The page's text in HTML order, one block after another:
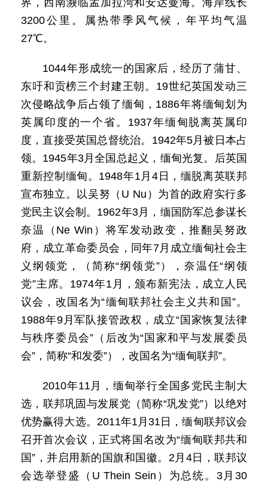
界，西南濒临孟加拉湾和安达曼海。海岸线长
3200公里。属热带季风气候，年平均气温
27℃。
1044年形成统一的国家后，经历了蒲甘、
东吁和贡榜三个封建王朝。19世纪英国发动三
次侵略战争后占领了缅甸，1886年将缅甸划为
英属印度的一个省。1937年缅甸脱离英属印
度，直接受英国总督统治。1942年5月被日本占
领。1945年3月全国总起义，缅甸光复。后英国
重新控制缅甸。1948年1月4日，缅脱离英联邦
宣布独立。以吴努（U Nu）为首的政府实行多
党民主议会制。1962年3月，缅国防军总参谋长
奈温（Ne Win）将军发动政变，推翻吴努政
府，成立革命委员会，同年7月成立缅甸社会主
义纲领党，（简称“纲领党”），奈温任“纲领
党”主席。1974年1月，颁布新宪法，成立人民
议会，改国名为“缅甸联邦社会主义共和国”。
1988年9月军队接管政权，成立“国家恢复法律
与秩序委员会”（后改为“国家和平与发展委员
会”，简称“和发委”），改国名为“缅甸联邦”。
2010年11月，缅甸举行全国多党民主制大
选，联邦巩固与发展党（简称“巩发党”）以绝对
优势赢得大选。2011年1月31日，缅甸联邦议会
召开首次会议，正式将国名改为“缅甸联邦共和
国”，并启用新的国旗和国徽。2月4日，联邦议
会选举登盛（U Thein Sein）为总统。3月30